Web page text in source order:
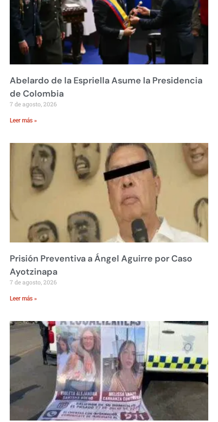
Abelardo de la Espriella Asume la Presidencia
de Colombia
7 de agosto, 2026
Leer más »
Prisión Preventiva a Ángel Aguirre por Caso
Ayotzinapa
7 de agosto, 2026
Leer más »